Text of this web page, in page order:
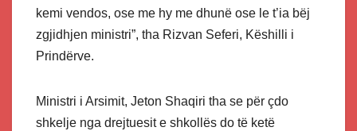
kemi vendos, ose me hy me dhunë ose le t’ia bëj
zgjidhjen ministri”, tha Rizvan Seferi, Këshilli i
Prindërve.
Ministri i Arsimit, Jeton Shaqiri tha se për çdo
shkelje nga drejtuesit e shkollës do të ketë